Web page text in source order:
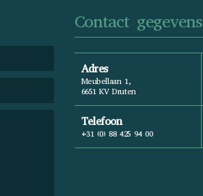
Contact gegevens
Adres
Meubellaan 1,
6651 KV Druten
Telefoon
+31 (0) 88 425 94 00